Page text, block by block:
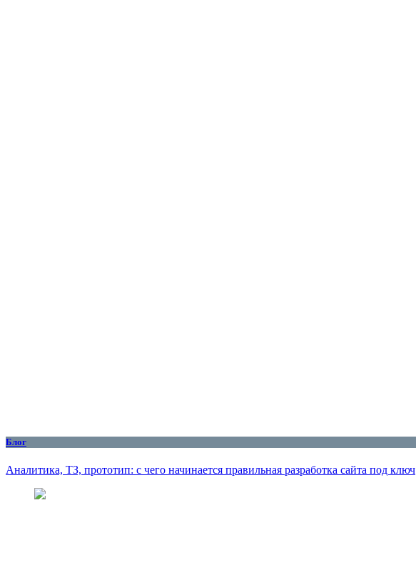
Блог
Аналитика, ТЗ, прототип: с чего начинается правильная разработка сайта под ключ